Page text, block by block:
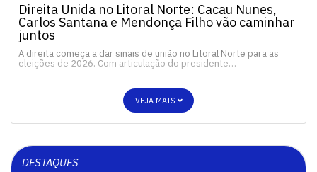
Direita Unida no Litoral Norte: Cacau Nunes,
Carlos Santana e Mendonça Filho vão caminhar
juntos
A direita começa a dar sinais de união no Litoral Norte para as
eleições de 2026. Com articulação do presidente…
VEJA MAIS
DESTAQUES